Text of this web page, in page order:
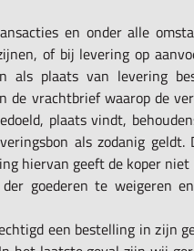
en onder alle
of bij levering op
als plaats van levering
de vrachtbrief waarop de
plaats vindt,
als zodanig
hiervan geeft de koper
goederen te weigeren
een bestelling in zijn